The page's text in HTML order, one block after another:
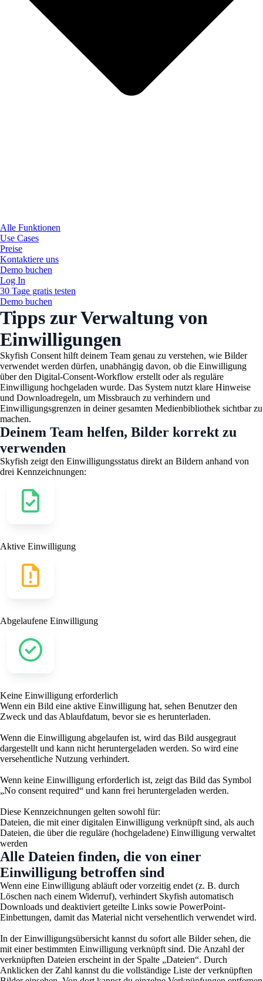
Alle Funktionen
Use Cases
Preise
Kontaktiere uns
Demo buchen
Log In
30 Tage gratis testen
Demo buchen
Tipps zur Verwaltung von
Einwilligungen
Skyfish Consent hilft deinem Team genau zu verstehen, wie Bilder
verwendet werden dürfen, unabhängig davon, ob die Einwilligung
über den Digital-Consent-Workflow erstellt oder als reguläre
Einwilligung hochgeladen wurde. Das System nutzt klare Hinweise
und Downloadregeln, um Missbrauch zu verhindern und
Einwilligungsgrenzen in deiner gesamten Medienbibliothek sichtbar zu
machen.
Deinem Team helfen, Bilder korrekt zu
verwenden
Skyfish zeigt den Einwilligungsstatus direkt an Bildern anhand von
drei Kennzeichnungen:
Aktive Einwilligung
Abgelaufene Einwilligung
Keine Einwilligung erforderlich
Wenn ein Bild eine aktive Einwilligung hat, sehen Benutzer den
Zweck und das Ablaufdatum, bevor sie es herunterladen.
Wenn die Einwilligung abgelaufen ist, wird das Bild ausgegraut
dargestellt und kann nicht heruntergeladen werden. So wird eine
versehentliche Nutzung verhindert.
Wenn keine Einwilligung erforderlich ist, zeigt das Bild das Symbol
„No consent required“ und kann frei heruntergeladen werden.
Diese Kennzeichnungen gelten sowohl für:
Dateien, die mit einer digitalen Einwilligung verknüpft sind, als auch
Dateien, die über die reguläre (hochgeladene) Einwilligung verwaltet
werden
Alle Dateien finden, die von einer
Einwilligung betroffen sind
Wenn eine Einwilligung abläuft oder vorzeitig endet (z. B. durch
Löschen nach einem Widerruf), verhindert Skyfish automatisch
Downloads und deaktiviert geteilte Links sowie PowerPoint-
Einbettungen, damit das Material nicht versehentlich verwendet wird.
In der Einwilligungsübersicht kannst du sofort alle Bilder sehen, die
mit einer bestimmten Einwilligung verknüpft sind. Die Anzahl der
verknüpften Dateien erscheint in der Spalte „Dateien“. Durch
Anklicken der Zahl kannst du die vollständige Liste der verknüpften